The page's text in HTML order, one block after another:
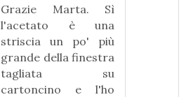
Grazie Marta. Sì
l'acetato è una
striscia un po' più
grande della finestra
tagliata su
cartoncino e l'ho